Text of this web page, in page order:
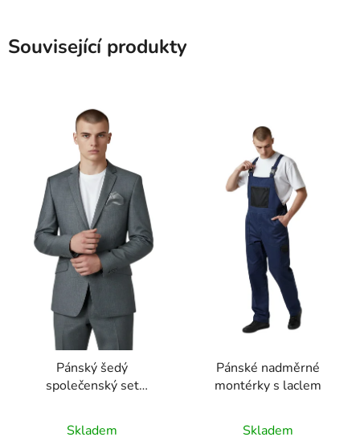
Související produkty
Pánský šedý
společenský set
Skladem
Pánské nadměrné
montérky s laclem
Skladem